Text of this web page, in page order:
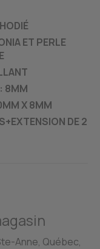
ET PERLE
8MM
X 8MM
DE 2
Anne, Québec,